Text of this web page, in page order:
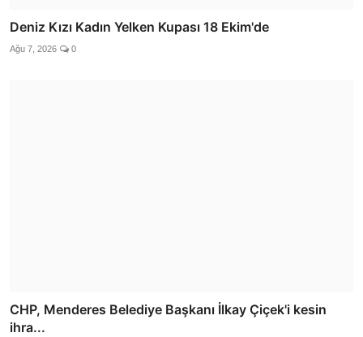
Deniz Kızı Kadın Yelken Kupası 18 Ekim'de
Ağu 7, 2026 0
CHP, Menderes Belediye Başkanı İlkay Çiçek'i kesin
ihra...